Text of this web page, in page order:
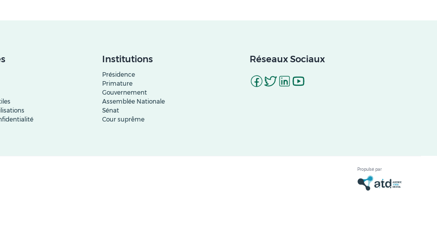
Institutions
Présidence
Primature
Gouvernement
Assemblée Nationale
Sénat
Cour suprême
Réseaux Sociaux
Propulsé par